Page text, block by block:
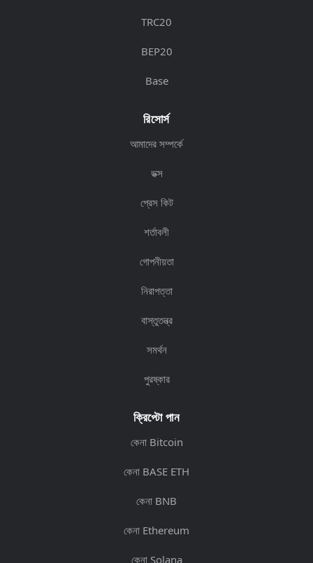
TRC20
BEP20
Base
রিসোর্স
আমাদের সম্পর্কে
ডক্স
প্রেস কিট
শর্তাবলী
গোপনীয়তা
নিরাপত্তা
বাস্তুতন্ত্র
সমর্থন
পুরষ্কার
ক্রিপ্টো পান
কেনা Bitcoin
কেনা BASE ETH
কেনা BNB
কেনা Ethereum
কেনা Solana